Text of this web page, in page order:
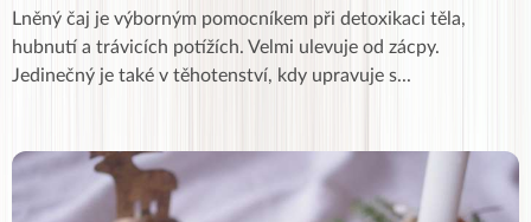
Lněný čaj je výborným pomocníkem při detoxikaci těla,
hubnutí a trávicích potížích. Velmi ulevuje od zácpy.
Jedinečný je také v těhotenství, kdy upravuje s...